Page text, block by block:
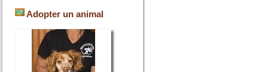
Adopter un animal